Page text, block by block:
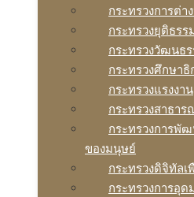
กระทรวงการต่า
กระทรวงยุติธรร
กระทรวงวัฒนธ
กระทรวงศึกษาธิ
กระทรวงแรงงาน
กระทรวงสาธา
กระทรวงการพั
ของมนุษย์
กระทรวงดิจิทัล
กระทรวงการอุ